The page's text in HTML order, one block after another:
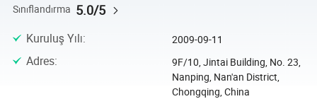
Sınıflandırma 5.0/5
Kuruluş Yılı: 2009-09-11
Adres:
9F/10, Jintai Building, No. 23,
Nanping, Nan'an District,
Chongqing, China